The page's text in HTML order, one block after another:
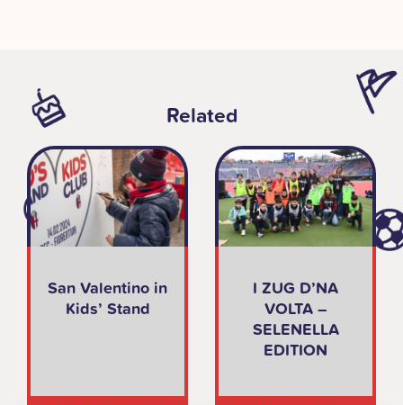
Related
San Valentino in
Kids’ Stand
I ZUG D’NA
VOLTA –
SELENELLA
EDITION